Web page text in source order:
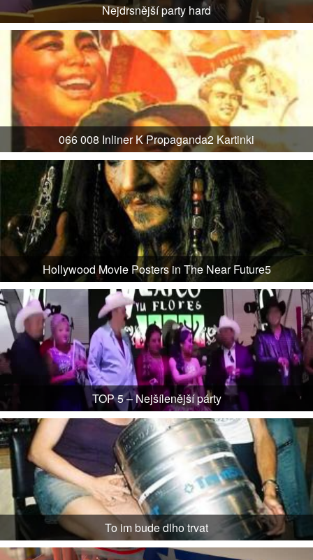
Nejdrsnější party hard
066 008 Inliner K Propaganda2 Kartinki
Hollywood Movie Posters in The Near Future5
TOP 5 – Nejšílenější párty
To im bude dlho trvat